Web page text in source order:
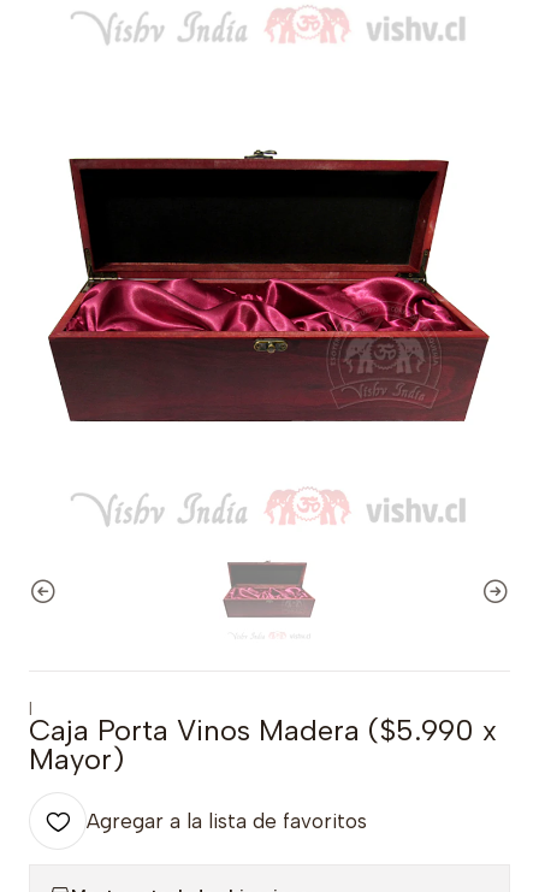
|
Caja Porta Vinos Madera ($5.990 x
Mayor)
Agregar a la lista de favoritos